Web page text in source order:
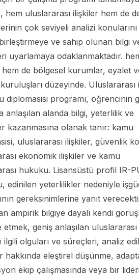
hem uluslararası ilişkiler hem de
çok seviyeli analizi konularını
ve sahip olunan bilgi
uyarlamaya odaklanmaktadır.
de bölgesel kurumlar, eyalet
düzeyinde. Uluslararası
diplomasisi programı, öğrencinin
anlaşılan alanda bilgi, yeterlilik ve
kazanmasına olanak tanır: kamu
uluslararası ilişkiler, güvenlik
ekonomik ilişkiler ve kamu
hukuku. Lisansüstü profil IR-
edinilen yeterlilikler nedeniyle
gereksinimlerine yanıt
ampirik bilgiye dayalı kendi
geniş anlaşılan uluslararası
ilgili olguları ve süreçleri, analiz
hakkında eleştirel düşünme,
ekip çalışmasında veya bir